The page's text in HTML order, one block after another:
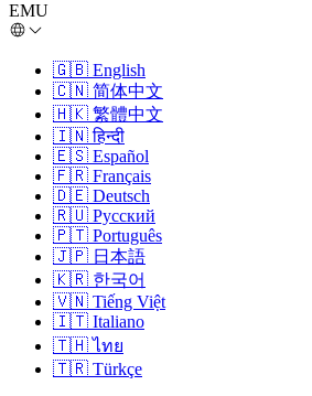
EMU
🇬🇧 English
🇨🇳 简体中文
🇭🇰 繁體中文
🇮🇳 हिन्दी
🇪🇸 Español
🇫🇷 Français
🇩🇪 Deutsch
🇷🇺 Русский
🇵🇹 Português
🇯🇵 日本語
🇰🇷 한국어
🇻🇳 Tiếng Việt
🇮🇹 Italiano
🇹🇭 ไทย
🇹🇷 Türkçe